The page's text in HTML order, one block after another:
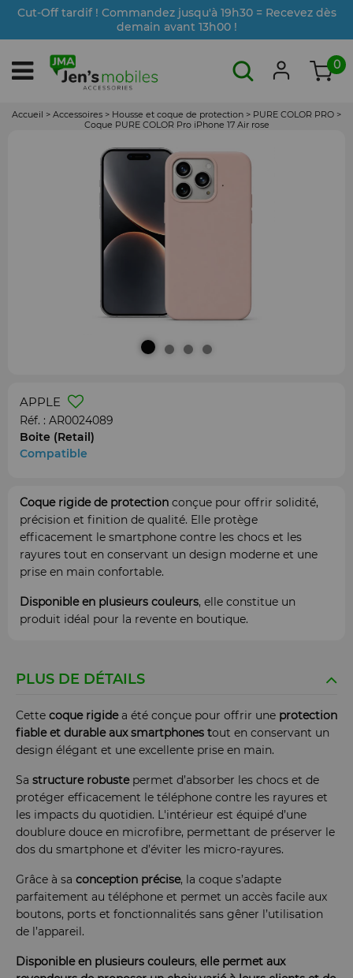
Cut-Off tardif ! Commandez jusqu'à 19h30 = Recevez dès
demain avant 13h00 !
0
Accueil > Accessoires > Housse et coque de protection > PURE COLOR PRO >
Coque PURE COLOR Pro iPhone 17 Air rose
APPLE
Réf. : AR0024089
Boite (Retail)
Compatible
Coque rigide de protection conçue pour offrir solidité,
précision et finition de qualité. Elle protège
efficacement le smartphone contre les chocs et les
rayures tout en conservant un design moderne et une
prise en main confortable.
Disponible en plusieurs couleurs, elle constitue un
produit idéal pour la revente en boutique.
PLUS DE DÉTAILS
Cette coque rigidea été conçue pour offrir une protection
fiable et durable aux smartphones tout en conservant un
design élégant et une excellente prise en main.
Sa structure robuste permet d’absorber les chocs et de
protéger efficacement le téléphone contre les rayures et
les impacts du quotidien. L'intérieur est équipé d’une
doublure douce en microfibre, permettant de préserver le
dos du smartphone et d’éviter les micro-rayures.
Grâce à sa conception précise, la coque s’adapte
parfaitement au téléphone et permet un accès facile aux
boutons, ports et fonctionnalités sans gêner l’utilisation
de l’appareil.
Disponible en plusieurs couleurs, elle permet aux